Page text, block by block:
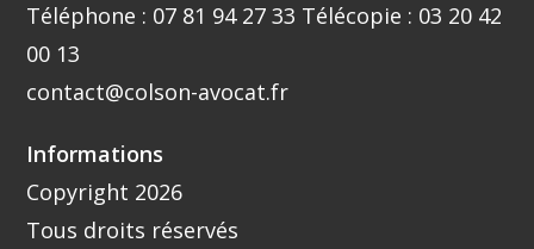
Téléphone : 07 81 94 27 33 Télécopie : 03 20 42
00 13
contact@colson-avocat.fr
Informations
Copyright 2026
Tous droits réservés